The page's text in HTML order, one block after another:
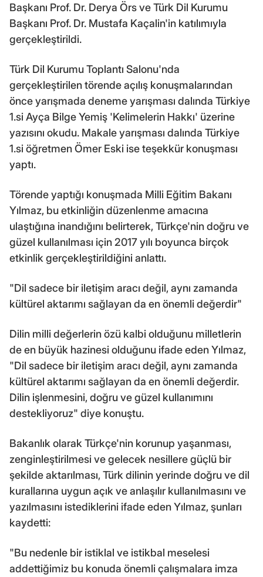
Başkanı Prof. Dr. Derya Örs ve Türk Dil Kurumu
Başkanı Prof. Dr. Mustafa Kaçalin'in katılımıyla
gerçekleştirildi.
Türk Dil Kurumu Toplantı Salonu'nda
gerçekleştirilen törende açılış konuşmalarından
önce yarışmada deneme yarışması dalında Türkiye
1.si Ayça Bilge Yemiş 'Kelimelerin Hakkı' üzerine
yazısını okudu. Makale yarışması dalında Türkiye
1.si öğretmen Ömer Eski ise teşekkür konuşması
yaptı.
Törende yaptığı konuşmada Milli Eğitim Bakanı
Yılmaz, bu etkinliğin düzenlenme amacına
ulaştığına inandığını belirterek, Türkçe'nin doğru ve
güzel kullanılması için 2017 yılı boyunca birçok
etkinlik gerçekleştirildiğini anlattı.
"Dil sadece bir iletişim aracı değil, aynı zamanda
kültürel aktarımı sağlayan da en önemli değerdir"
Dilin milli değerlerin özü kalbi olduğunu milletlerin
de en büyük hazinesi olduğunu ifade eden Yılmaz,
"Dil sadece bir iletişim aracı değil, aynı zamanda
kültürel aktarımı sağlayan da en önemli değerdir.
Dilin işlenmesini, doğru ve güzel kullanımını
destekliyoruz" diye konuştu.
Bakanlık olarak Türkçe'nin korunup yaşanması,
zenginleştirilmesi ve gelecek nesillere güçlü bir
şekilde aktarılması, Türk dilinin yerinde doğru ve dil
kurallarına uygun açık ve anlaşılır kullanılmasını ve
yazılmasını istediklerini ifade eden Yılmaz, şunları
kaydetti:
"Bu nedenle bir istiklal ve istikbal meselesi
addettiğimiz bu konuda önemli çalışmalara imza